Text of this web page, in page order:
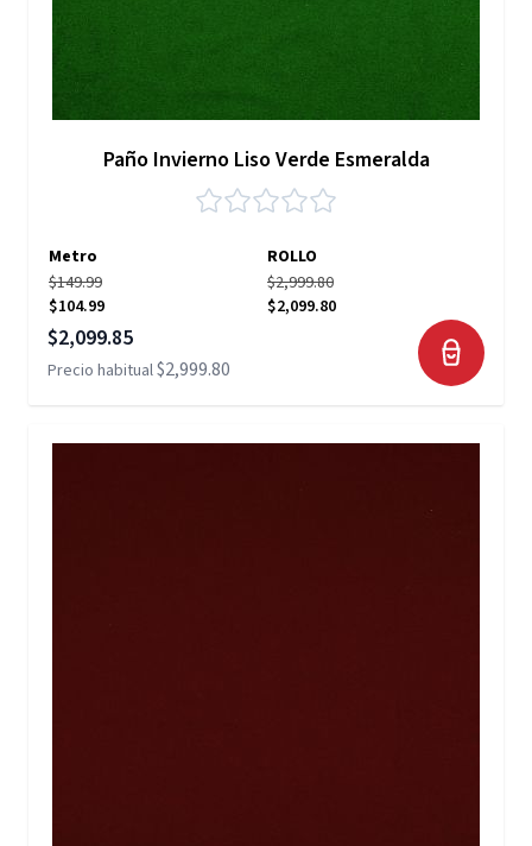
Paño Invierno Liso Verde Esmeralda
Metro
ROLLO
$149.99
$104.99
$2,999.80
$2,099.80
Precio especial
$2,099.85
Precio habitual$2,999.80